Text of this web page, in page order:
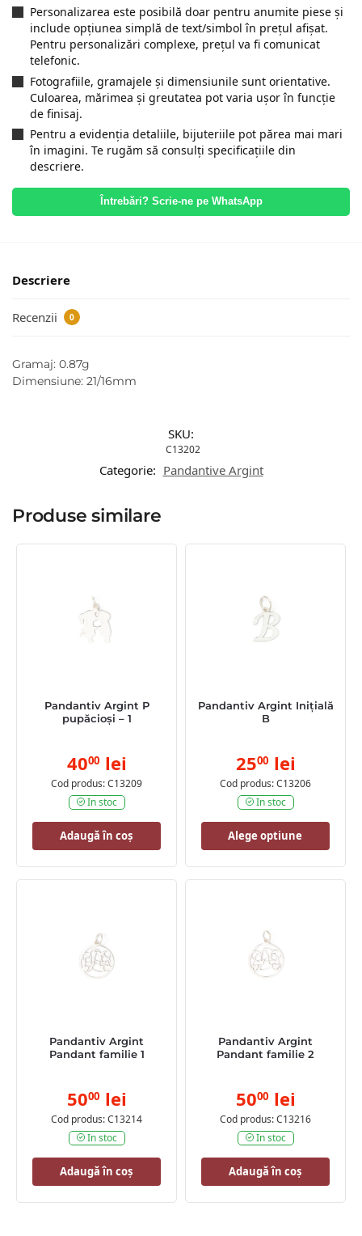
Personalizarea este posibilă doar pentru anumite piese și
include opțiunea simplă de text/simbol în prețul afișat.
Pentru personalizări complexe, prețul va fi comunicat
telefonic.
Fotografiile, gramajele și dimensiunile sunt orientative.
Culoarea, mărimea și greutatea pot varia ușor în funcție
de finisaj.
Pentru a evidenția detaliile, bijuteriile pot părea mai mari
în imagini. Te rugăm să consulți specificațiile din
descriere.
Întrebări? Scrie-ne pe WhatsApp
Descriere
Recenzii 0
Gramaj: 0.87g
Dimensiune: 21/16mm
SKU:
C13202
Categorie: Pandantive Argint
Produse similare
Pandantiv Argint P
pupăcioși – 1
4000 lei
Cod produs: C13209
In stoc
Adaugă în coș
Pandantiv Argint Inițială
B
2500 lei
Cod produs: C13206
In stoc
Alege optiune
Pandantiv Argint
Pandant familie 1
5000 lei
Cod produs: C13214
In stoc
Adaugă în coș
Pandantiv Argint
Pandant familie 2
5000 lei
Cod produs: C13216
In stoc
Adaugă în coș